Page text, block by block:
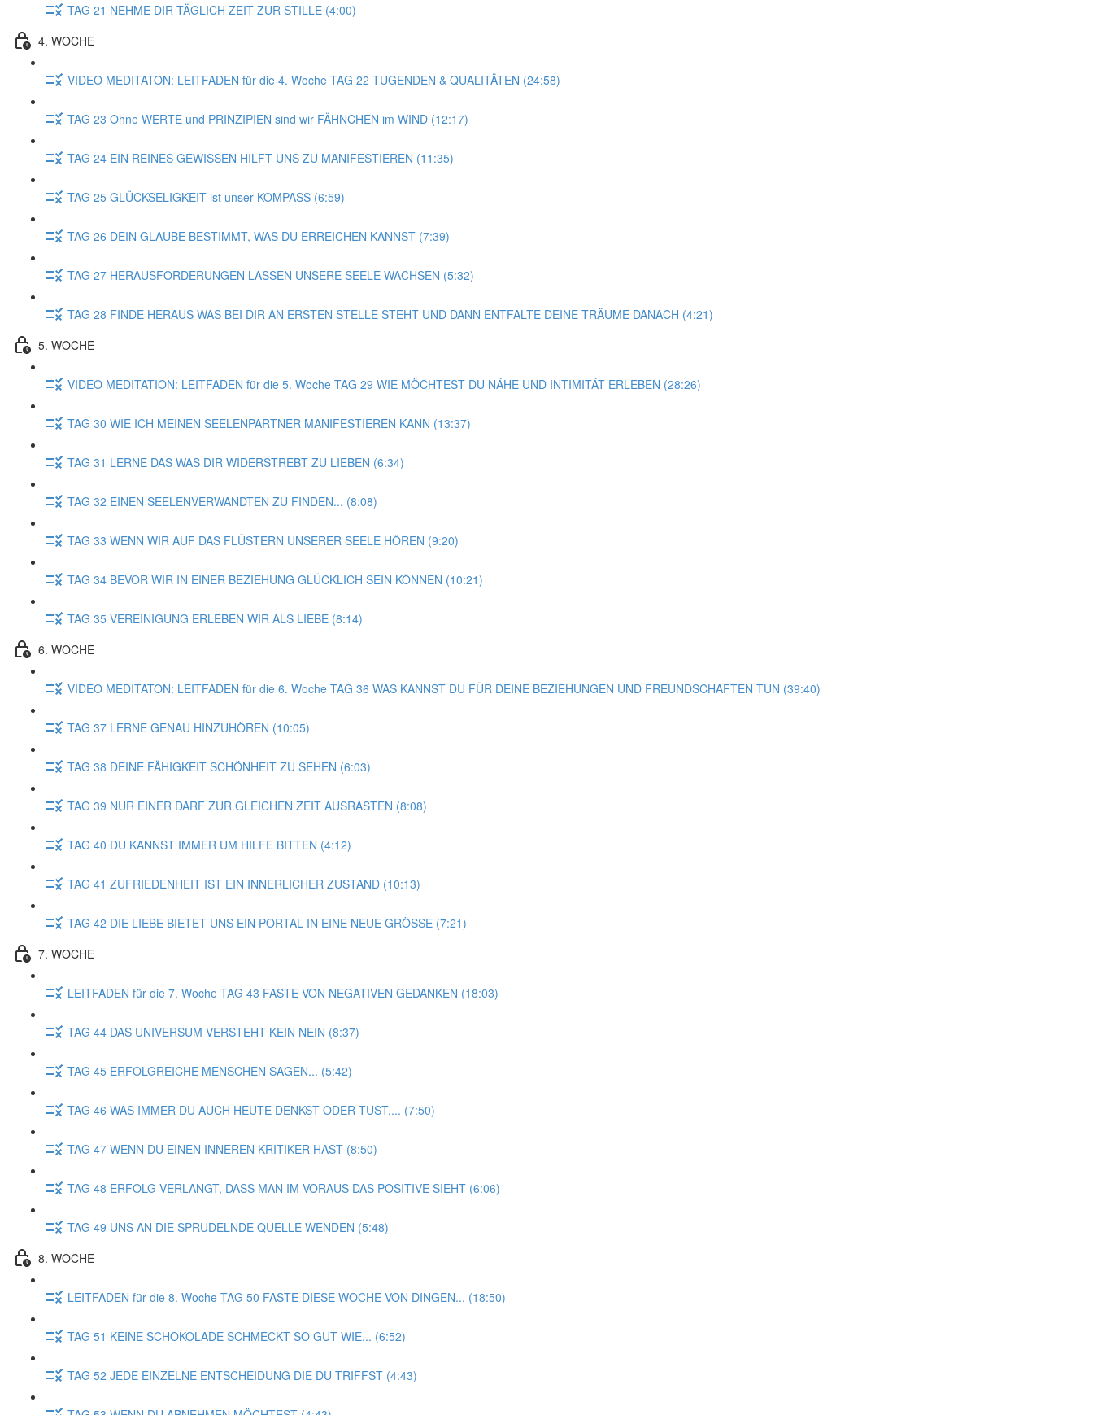
TAG 21 NEHME DIR TÄGLICH ZEIT ZUR STILLE (4:00)
4. WOCHE
VIDEO MEDITATON: LEITFADEN für die 4. Woche TAG 22 TUGENDEN & QUALITÄTEN (24:58)
TAG 23 Ohne WERTE und PRINZIPIEN sind wir FÄHNCHEN im WIND (12:17)
TAG 24 EIN REINES GEWISSEN HILFT UNS ZU MANIFESTIEREN (11:35)
TAG 25 GLÜCKSELIGKEIT ist unser KOMPASS (6:59)
TAG 26 DEIN GLAUBE BESTIMMT, WAS DU ERREICHEN KANNST (7:39)
TAG 27 HERAUSFORDERUNGEN LASSEN UNSERE SEELE WACHSEN (5:32)
TAG 28 FINDE HERAUS WAS BEI DIR AN ERSTEN STELLE STEHT UND DANN ENTFALTE DEINE TRÄUME DANACH (4:21)
5. WOCHE
VIDEO MEDITATION: LEITFADEN für die 5. Woche TAG 29 WIE MÖCHTEST DU NÄHE UND INTIMITÄT ERLEBEN (28:26)
TAG 30 WIE ICH MEINEN SEELENPARTNER MANIFESTIEREN KANN (13:37)
TAG 31 LERNE DAS WAS DIR WIDERSTREBT ZU LIEBEN (6:34)
TAG 32 EINEN SEELENVERWANDTEN ZU FINDEN... (8:08)
TAG 33 WENN WIR AUF DAS FLÜSTERN UNSERER SEELE HÖREN (9:20)
TAG 34 BEVOR WIR IN EINER BEZIEHUNG GLÜCKLICH SEIN KÖNNEN (10:21)
TAG 35 VEREINIGUNG ERLEBEN WIR ALS LIEBE (8:14)
6. WOCHE
VIDEO MEDITATON: LEITFADEN für die 6. Woche TAG 36 WAS KANNST DU FÜR DEINE BEZIEHUNGEN UND FREUNDSCHAFTEN TUN (39:40)
TAG 37 LERNE GENAU HINZUHÖREN (10:05)
TAG 38 DEINE FÄHIGKEIT SCHÖNHEIT ZU SEHEN (6:03)
TAG 39 NUR EINER DARF ZUR GLEICHEN ZEIT AUSRASTEN (8:08)
TAG 40 DU KANNST IMMER UM HILFE BITTEN (4:12)
TAG 41 ZUFRIEDENHEIT IST EIN INNERLICHER ZUSTAND (10:13)
TAG 42 DIE LIEBE BIETET UNS EIN PORTAL IN EINE NEUE GRÖSSE (7:21)
7. WOCHE
LEITFADEN für die 7. Woche TAG 43 FASTE VON NEGATIVEN GEDANKEN (18:03)
TAG 44 DAS UNIVERSUM VERSTEHT KEIN NEIN (8:37)
TAG 45 ERFOLGREICHE MENSCHEN SAGEN... (5:42)
TAG 46 WAS IMMER DU AUCH HEUTE DENKST ODER TUST,... (7:50)
TAG 47 WENN DU EINEN INNEREN KRITIKER HAST (8:50)
TAG 48 ERFOLG VERLANGT, DASS MAN IM VORAUS DAS POSITIVE SIEHT (6:06)
TAG 49 UNS AN DIE SPRUDELNDE QUELLE WENDEN (5:48)
8. WOCHE
LEITFADEN für die 8. Woche TAG 50 FASTE DIESE WOCHE VON DINGEN... (18:50)
TAG 51 KEINE SCHOKOLADE SCHMECKT SO GUT WIE... (6:52)
TAG 52 JEDE EINZELNE ENTSCHEIDUNG DIE DU TRIFFST (4:43)